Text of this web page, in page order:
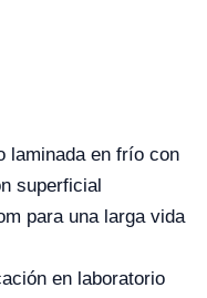
laminada en frío con
superficial
para una larga vida
en laboratorio